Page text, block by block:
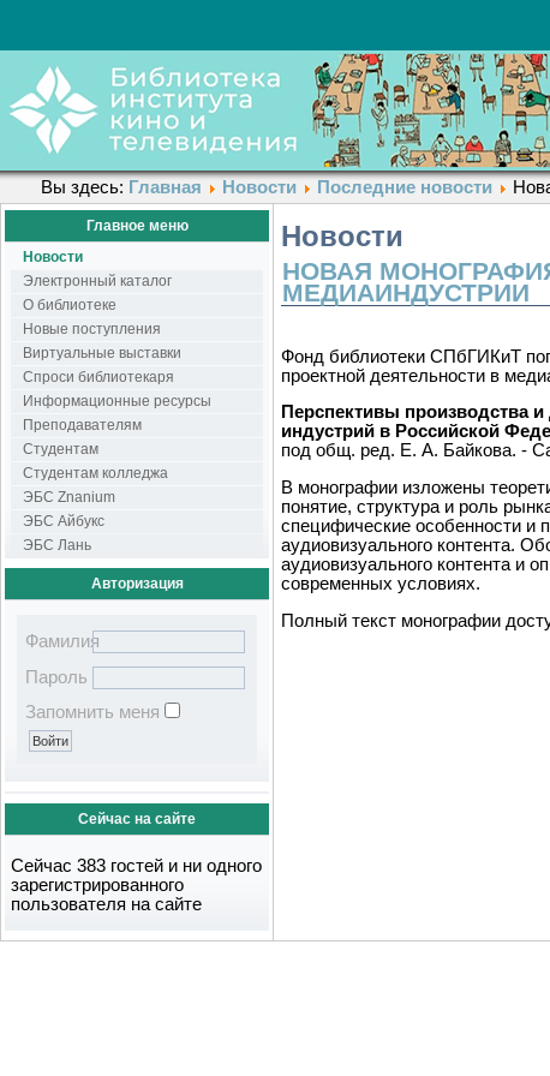
Вы здесь: Главная Новости Последние новости
Главное меню
Новости
Электронный каталог
О библиотеке
Новые поступления
Виртуальные выставки
Спроси библиотекаря
Информационные ресурсы
Преподавателям
Студентам
Студентам колледжа
ЭБС Znanium
ЭБС Айбукс
ЭБС Лань
Авторизация
Фамилия
Пароль
Запомнить меня
Сейчас на сайте
Сейчас 383 гостей и ни одного
зарегистрированного
пользователя на сайте
Новости
НОВАЯ
МЕДИАИНДУСТРИИ
Фонд библиотеки СПбГИКиТ
проектной деятельности в
Перспективы производства
индустрий в Российской
под общ. ред. Е. А. Байкова. -
В монографии изложены
понятие, структура и роль
специфические особенности и
аудиовизуального контента.
аудиовизуального контента и
современных условиях.
Полный текст монографии